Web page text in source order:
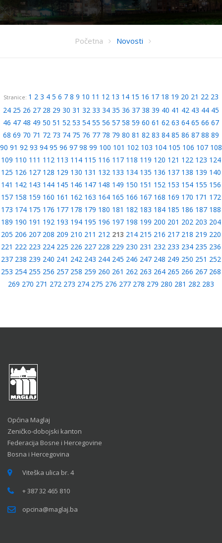
Početna Novosti
Stranice: 1 2 3 4 5 6 7 8 9 10 11 12 13 14 15 16 17 18 19 20 21 22 23
24 25 26 27 28 29 30 31 32 33 34 35 36 37 38 39 40 41 42 43 44 45
46 47 48 49 50 51 52 53 54 55 56 57 58 59 60 61 62 63 64 65 66 67
68 69 70 71 72 73 74 75 76 77 78 79 80 81 82 83 84 85 86 87 88 89
90 91 92 93 94 95 96 97 98 99 100 101 102 103 104 105 106 107 108
109 110 111 112 113 114 115 116 117 118 119 120 121 122 123 124
125 126 127 128 129 130 131 132 133 134 135 136 137 138 139 140
141 142 143 144 145 146 147 148 149 150 151 152 153 154 155 156
157 158 159 160 161 162 163 164 165 166 167 168 169 170 171 172
173 174 175 176 177 178 179 180 181 182 183 184 185 186 187 188
189 190 191 192 193 194 195 196 197 198 199 200 201 202 203 204
205 206 207 208 209 210 211 212 213 214 215 216 217 218 219 220
221 222 223 224 225 226 227 228 229 230 231 232 233 234 235 236
237 238 239 240 241 242 243 244 245 246 247 248 249 250 251 252
253 254 255 256 257 258 259 260 261 262 263 264 265 266 267 268
269 270 271 272 273 274 275 276 277 278 279 280 281 282 283
Općina Maglaj
Zeničko-dobojski kanton
Federacija Bosne i Hercegovine
Bosna i Hercegovina
Viteška ulica br. 4
+ 387 32 465 810
opcina@maglaj.ba